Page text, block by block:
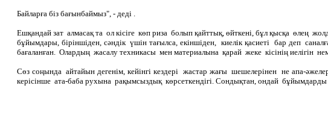
Байларға біз бағынбаймыз", - деді .
Ешқандай зат алмасақ та ол кісіге көп риза болып қайттық, өйткені, бұл қысқа өлең
бұйымдары, біріншіден, сәндік үшін тағылса, екіншіден, киелік қасиеті бар деп
бағаланған. Олардың жасалу техникасы мен материалына қарай жеке кісінің иелігін
Сөз соңында айтайын дегенім, кейінгі кездері жастар жағы шешелерінен не апа-
керісінше ата-баба рухына рақымсыздық көрсеткендігі. Сондықтан, ондай бұйымдарды